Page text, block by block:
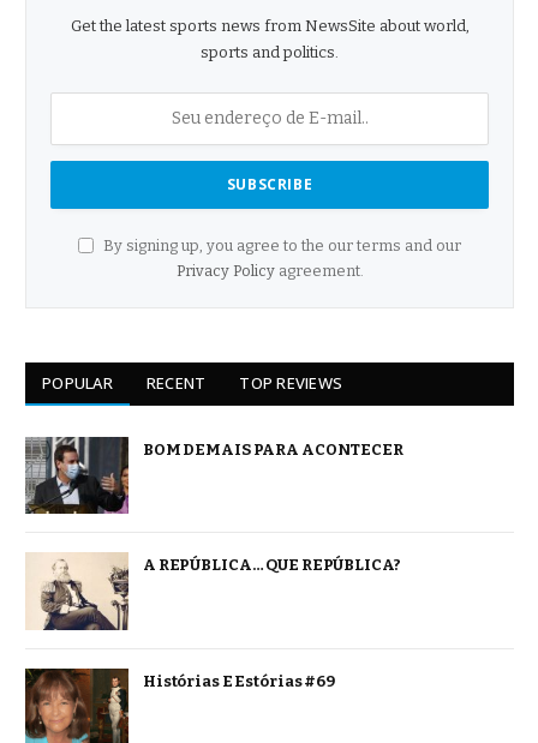
Get the latest sports news from NewsSite about world,
sports and politics.
By signing up, you agree to the our terms and our
Privacy Policyagreement.
POPULAR RECENT TOP REVIEWS
BOM DEMAIS PARA ACONTECER
A REPÚBLICA… QUE REPÚBLICA?
Histórias E Estórias #69